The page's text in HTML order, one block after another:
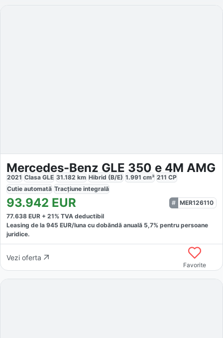
Mercedes-Benz GLE 350 e 4M AMG
2021 Clasa GLE 31.182 km Hibrid (B/E) 1.991 cm³ 211 CP
Cutie automată Tracțiune integrală
93.942 EUR
MER126110
77.638 EUR + 21% TVA deductibil
Leasing de la 945 EUR/luna cu dobăndă anuală 5,7% pentru persoane
juridice.
Vezi oferta
Favorite